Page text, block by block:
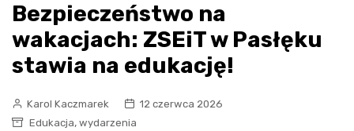
Bezpieczeństwo na
wakacjach: ZSEiT w Pasłęku
stawia na edukację!
Karol Kaczmarek
12 czerwca 2026
Edukacja, wydarzenia